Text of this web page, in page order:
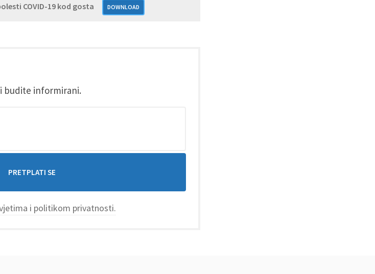
COVID-19 kod gosta DOWNLOAD
budite informirani.
i politikom privatnosti.